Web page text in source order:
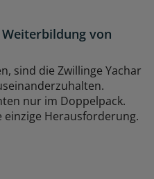
von
sind die Zwillinge Yachar
nur im Doppelpack.
Herausforderung.